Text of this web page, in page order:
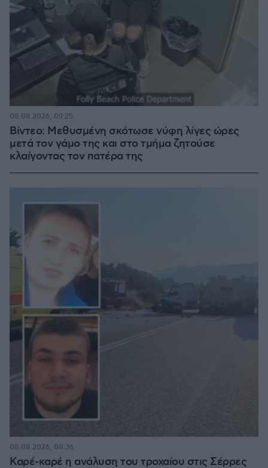
Βίντεο: Μεθυσμένη σκότωσε νύφη λίγες ώρες
μετά τον γάμο της και στο τμήμα ζητούσε
κλαίγοντας τον πατέρα της
08.08.2026, 09:25
Καρέ-καρέ η ανάλυση του τροχαίου στις Σέρρες
08.08.2026, 08:36